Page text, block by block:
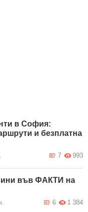
в София:
и безплатна
993
7
във ФАКТИ на
1 384
6